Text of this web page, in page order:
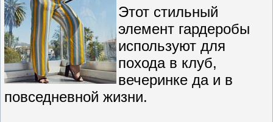
Этот стильный
элемент гардеробы
используют для
похода в клуб,
вечеринке да и в
повседневной жизни.